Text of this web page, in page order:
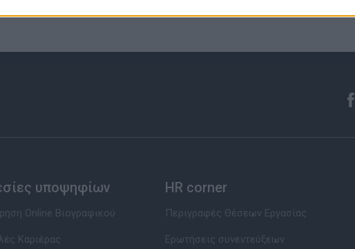
υποψηφίων
Online Βιογραφικού
Καριέρας
HR corner
Περιγραφές Θέσεων Εργασίας
Ερωτήσεις συνεντεύξεων